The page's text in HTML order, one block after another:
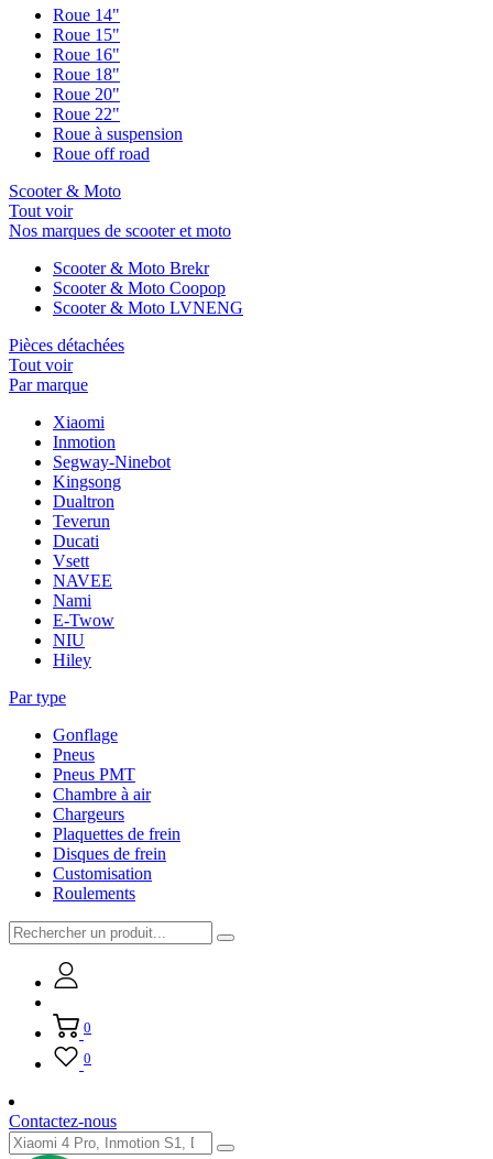
Roue 14"
Roue 15"
Roue 16"
Roue 18"
Roue 20"
Roue 22"
Roue à suspension
Roue off road
Scooter & Moto
Tout voir
Nos marques de scooter et moto
Scooter & Moto Brekr
Scooter & Moto Coopop
Scooter & Moto LVNENG
Pièces détachées
Tout voir
Par marque
Xiaomi
Inmotion
Segway-Ninebot
Kingsong
Dualtron
Teverun
Ducati
Vsett
NAVEE
Nami
E-Twow
NIU
Hiley
Par type
Gonflage
Pneus
Pneus PMT
Chambre à air
Chargeurs
Plaquettes de frein
Disques de frein
Customisation
Roulements
0
0
Contactez-nous